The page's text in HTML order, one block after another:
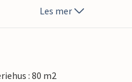
sommerkvelder på
Les mer
: 80 m2